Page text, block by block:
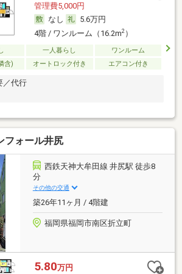
管理費5,000円
なし
5.6万円
4階 / ワンルーム（16.2m2）
一人暮らし
ワンルーム
含)
オートロック付き エアコン付き
／代行
フォール井尻
西鉄天神大牟田線 井尻駅 徒歩8
分
その他の交通
築26年11ヶ月 / 4階建
福岡県福岡市南区折立町
5.80万円